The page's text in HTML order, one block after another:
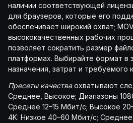
наличии соответствующей
для браузеров, которые его
обеспечивает широкий охват;
высококачественных рабочих
позволяет сократить размер
платформах. Выбирайте формат в
назначения, затрат и требуемого
Пресеты качестваохватывают
Среднее, Высокое; Диапазоны
Среднее 12–15 Мбит/с; Высокое
4K: Низкое 40–60 Мбит/с;